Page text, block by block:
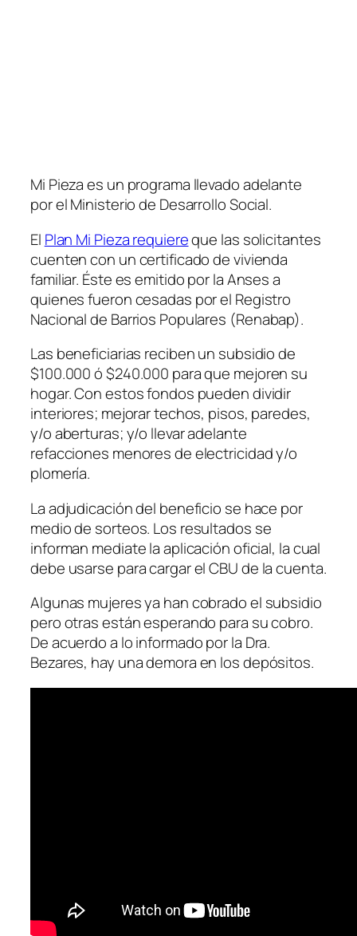
Mi Pieza es un programa llevado adelante
por el Ministerio de Desarrollo Social.
El Plan Mi Pieza requiereque las solicitantes
cuenten con un certificado de vivienda
familiar. Éste es emitido por la Anses a
quienes fueron cesadas por el Registro
Nacional de Barrios Populares (Renabap).
Las beneficiarias reciben un subsidio de
$100.000 ó $240.000 para que mejoren su
hogar. Con estos fondos pueden dividir
interiores; mejorar techos, pisos, paredes,
y/o aberturas; y/o llevar adelante
refacciones menores de electricidad y/o
plomería.
La adjudicación del beneficio se hace por
medio de sorteos. Los resultados se
informan mediate la aplicación oficial, la cual
debe usarse para cargar el CBU de la cuenta.
Algunas mujeres ya han cobrado el subsidio
pero otras están esperando para su cobro.
De acuerdo a lo informado por la Dra.
Bezares, hay una demora en los depósitos.